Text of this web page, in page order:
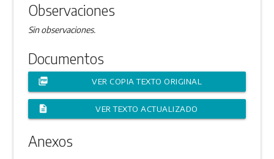
Observaciones
Sin observaciones.
Documentos
picture_as_pdf VER COPIA TEXTO ORIGINAL
description VER TEXTO ACTUALIZADO
Anexos